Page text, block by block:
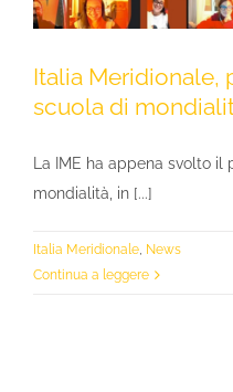
Italia
scuola di
La IME ha appena svolto
mondialità, in [...]
Italia Meridionale, News
Continua a leggere